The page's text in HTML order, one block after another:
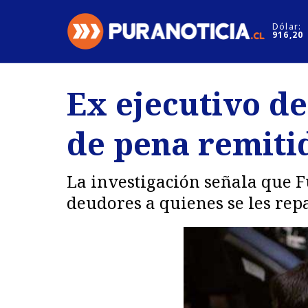
Dólar:
916,20
Regiones
Deportes Motores
Ex ejecutivo
de pena
La investigación señala que
deudores a quienes se les